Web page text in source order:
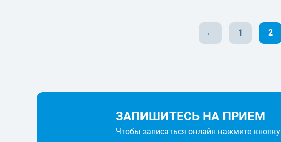
← 1 2
ЗАПИШИТЕСЬ НА ПРИЕМ
Чтобы записаться онлайн нажмите кнопку